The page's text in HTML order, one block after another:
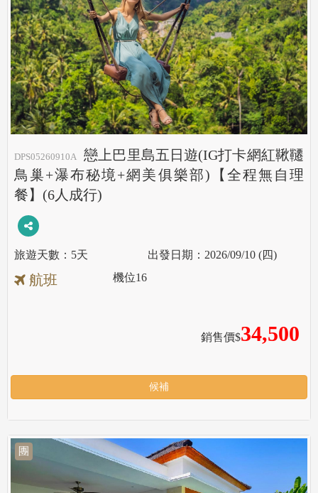
DPS05260910A
戀上巴里島五日遊(IG打卡網紅鞦韆
鳥巢+瀑布秘境+網美俱樂部)【全程無自理
餐】(6人成行)
5天 2026/09/10 (四)
航班
銷售價$34,500
機位16
候補
團